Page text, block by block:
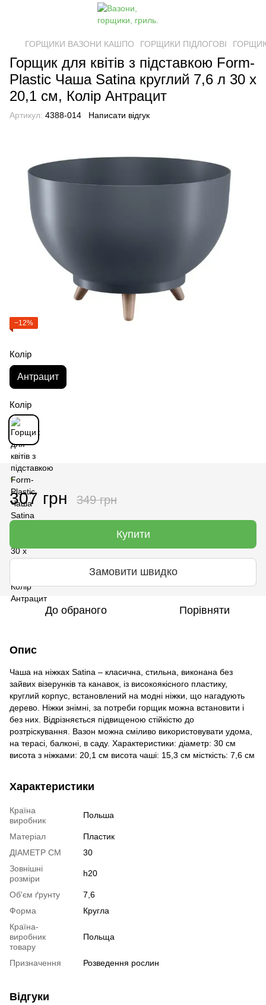
ГОРЩИКИ ВАЗОНИ КАШПО ГОРЩИКИ ПІДЛОГОВІ
Горщик для квітів з підставкою Form-
Plastic Чаша Satina круглий 7,6 л 30 х
20,1 см, Колір Антрацит
Артикул: 4388-014 Написати відгук
−12%
Колір
Антрацит
Колір
+
307 грн 349 грн
Купити
Замовити швидко
До обраного Порівняти
Опис
Чаша на ніжках Satina – класична, стильна, виконана без
зайвих візерунків та канавок, із високоякісного пластику,
круглий корпус, встановлений на модні ніжки, що нагадують
дерево. Ніжки знімні, за потреби горщик можна встановити і
без них. Відрізняється підвищеною стійкістю до
розтріскування. Вазон можна сміливо використовувати удома,
на терасі, балконі, в саду. Характеристики: діаметр: 30 см
висота з ніжками: 20,1 см висота чаші: 15,3 см місткість: 7,6 см
Характеристики
Країна
виробник
Польша
Матеріал
Пластик
ДІАМЕТР СМ
30
Зовнішні
розміри
h20
Об'єм ґрунту
7,6
Форма
Кругла
Країна-
виробник
товару
Польща
Призначення Розведення рослин
Відгуки